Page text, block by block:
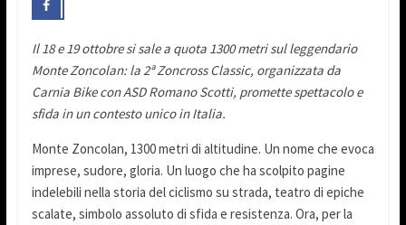
Il 18 e 19 ottobre si sale a quota 1300 metri sul leggendario
Monte Zoncolan: la 2ª Zoncross Classic, organizzata da
Carnia Bike con ASD Romano Scotti, promette spettacolo e
sfida in un contesto unico in Italia.
Monte Zoncolan, 1300 metri di altitudine. Un nome che evoca
imprese, sudore, gloria. Un luogo che ha scolpito pagine
indelebili nella storia del ciclismo su strada, teatro di epiche
scalate, simbolo assoluto di sfida e resistenza. Ora, per la